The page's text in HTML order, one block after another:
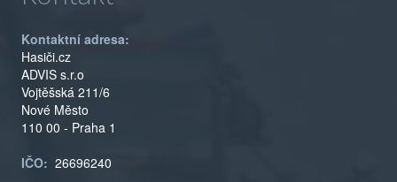
Kontaktní adresa:
Hasiči.cz
ADVIS s.r.o
Vojtěšská 211/6
Nové Město
110 00 - Praha 1
IČO: 26696240